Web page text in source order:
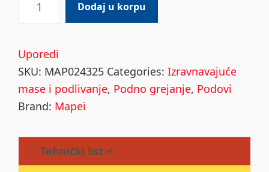
Pronto
quantity
Dodaj u korpu
Uporedi
SKU: MAP024325 Categories: Izravnavajuće
mase i podlivanje, Podno grejanje, Podovi
Brand: Mapei
Tehnički list